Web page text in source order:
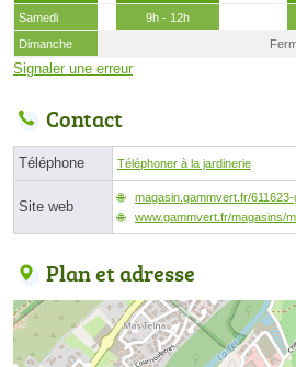
Samedi
9h - 12h
Dimanche
Signaler une erreur
Contact
Téléphone Téléphoner à la jardinerie
Site web
magasin.gammvert.fr/
www.gammvert.fr/magasins/
Plan et adresse